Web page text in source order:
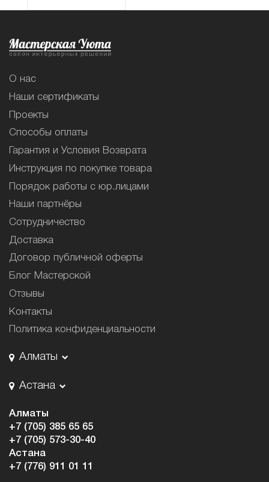
О нас
Наши сертификаты
Проекты
Способы оплаты
Гарантия и Условия Возврата
Инструкция по покупке товара
Порядок работы с юр.лицами
Наши партнёры
Сотрудничество
Доставка
Договор публичной оферты
Блог Мастерской
Отзывы
Контакты
Политика конфиденциальности
Алматы
Астана
Алматы
+7 (705) 385 65 65
+7 (705) 573-30-40
Астана
+7 (776) 911 01 11